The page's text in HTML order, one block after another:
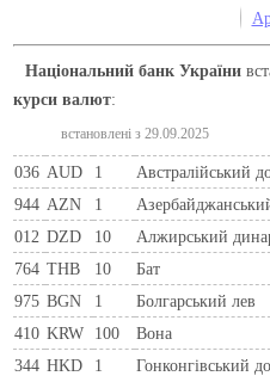
Національний банк України
курси валют:
встановлені з 29.09.2025
036 AUD 1 Австралійський
944 AZN 1
012 DZD 10 Алжирський
764 THB 10 Бат
975 BGN 1 Болгарський лев
410 KRW 100 Вона
344 HKD 1 Гонконгівський